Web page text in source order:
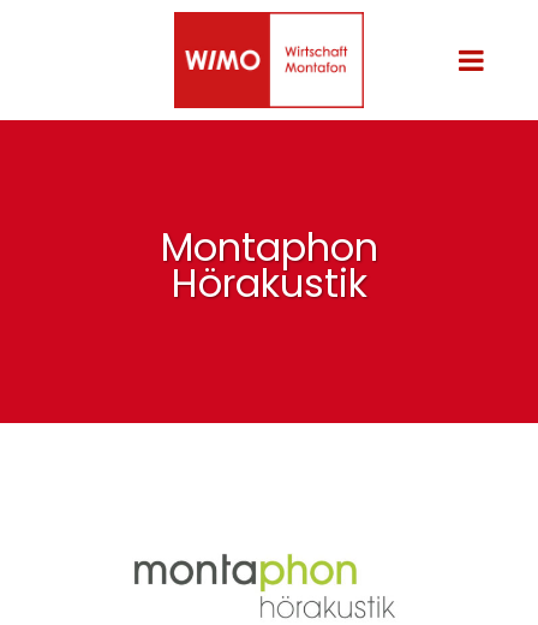
Montaphon
Hörakustik